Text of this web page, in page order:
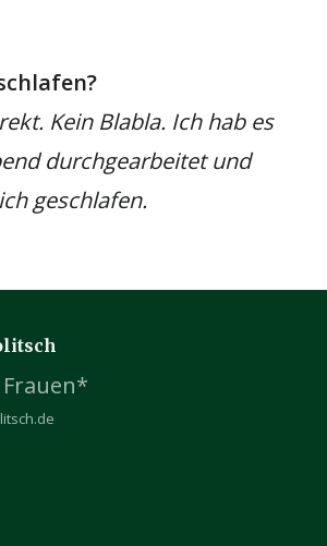
Kein Blabla. Ich hab es
durchgearbeitet und
geschlafen.